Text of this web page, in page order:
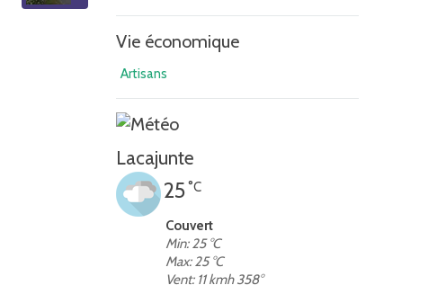
Vie économique
Artisans
Lacajunte
25°C
Couvert
Min: 25 °C
Max: 25 °C
Vent: 11 kmh 358°